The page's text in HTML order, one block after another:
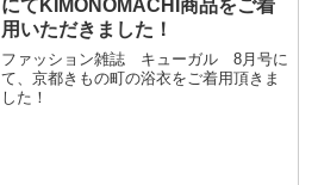
にてKIMONOMACHI商品をご着
用いただきました！
ファッション雑誌 キューガル 8月号に
て、京都きもの町の浴衣をご着用頂きま
した！